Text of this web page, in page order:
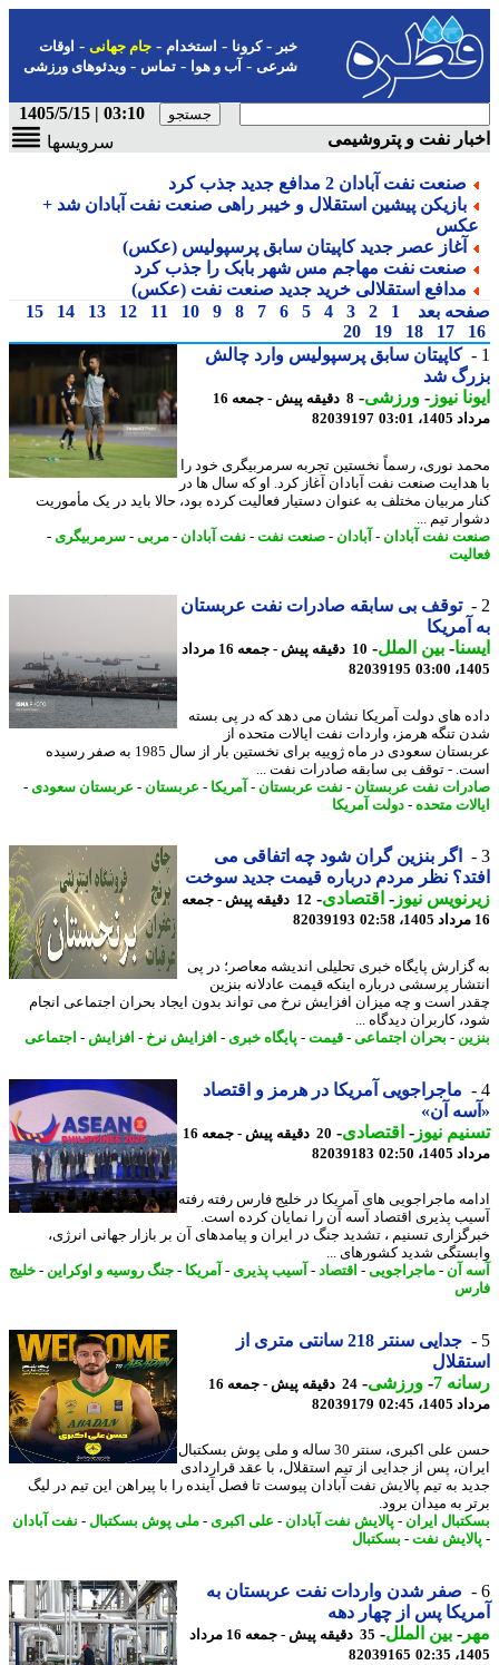
-کرونا-استخدام- جام جهانی-اوقات
شرعی-آب و هوا-تماس-ویدئوهای ورزشی
03:10 | 1405/5/15
نفت و پتروشیمی
سرویسها
صنعت نفت آبادان 2 مدافع جدید جذب کرد
بازیکن پیشین استقلال و خیبر راهی صنعت نفت آبادان شد +
آغاز عصر جدید کاپیتان سابق پرسپولیس (عکس)
صنعت نفت مهاجم مس شهر بابک را جذب کرد
مدافع استقلالی خرید جدید صنعت نفت (عکس)
بعد
1
2
3
4
5
6
7
8
9
10
11
12
13
14
15
17
18
19
20
کاپیتان سابق پرسپولیس وارد چالش
شد
نیوز-ورزشی-
8 دقیقه پیش - جمعه 16
03:01
82039197
نوری، رسماً نخستین تجربه سرمربیگری خود را
صنعت نفت آبادان آغاز کرد. او که سال ها در
مربیان مختلف به عنوان دستیار فعالیت کرده بود، حالا باید در یک مأموریت
تیم ...
نفت آبادان- آبادان- صنعت نفت -نفت آبادان- مربی- سرمربیگری-
توقف بی سابقه صادرات نفت عربستان
-بین الملل-
10 دقیقه پیش - جمعه 16 مرداد
82039195
های دولت آمریکا نشان می دهد که در پی بسته
تنگه هرمز، واردات نفت ایالات متحده از
عربستان سعودی در ماه ژوییه برای نخستین بار از سال 1985 به صفر رسیده
- توقف بی سابقه صادرات نفت ...
نفت عربستان-نفت عربستان-آمریکا- عربستان-عربستان سعودی-
متحده-دولت آمریکا
اگر بنزین گران شود چه اتفاقی می
نظر مردم درباره قیمت جدید سوخت
نیوز-اقتصادی-
12 دقیقه پیش - جمعه
82039193
پایگاه خبری تحلیلی اندیشه معاصر؛ در پی
پرسشی درباره اینکه قیمت عادلانه بنزین
است و چه میزان افزایش نرخ می تواند بدون ایجاد بحران اجتماعی انجام
کاربران دیدگاه ...
- بحران اجتماعی-قیمت-پایگاه خبری- افزایش نرخ-افزایش -اجتماعی
ماجراجویی آمریکا در هرمز و اقتصاد
آن»
نیوز-اقتصادی-
20 دقیقه پیش - جمعه 16
02:50
82039183
ماجراجویی های آمریکا در خلیج فارس رفته رفته
پذیری اقتصاد آسه آن را نمایان کرده است.
تسنیم ، تشدید جنگ در ایران و پیامدهای آن بر بازار جهانی انرژی،
شدید کشورهای ...
آن- ماجراجویی-اقتصاد-آسیب پذیری- آمریکا- جنگ روسیه و اوکراین- خلیج
جدایی سنتر 218 سانتی متری از
7
-ورزشی-
24 دقیقه پیش - جمعه 16
02:45
82039179
حسن علی اکبری، سنتر 30 ساله و ملی پوش بسکتبال
پس از جدایی از تیم استقلال، با عقد قراردادی
به تیم پالایش نفت آبادان پیوست تا فصل آینده را با پیراهن این تیم در لیگ
به میدان برود.
ایران - پالایش نفت آبادان- علی اکبری- ملی پوش بسکتبال-نفت آبادان
نفت -بسکتبال
صفر شدن واردات نفت عربستان به
پس از چهار دهه
-بین الملل-
35 دقیقه پیش - جمعه 16 مرداد
82039165